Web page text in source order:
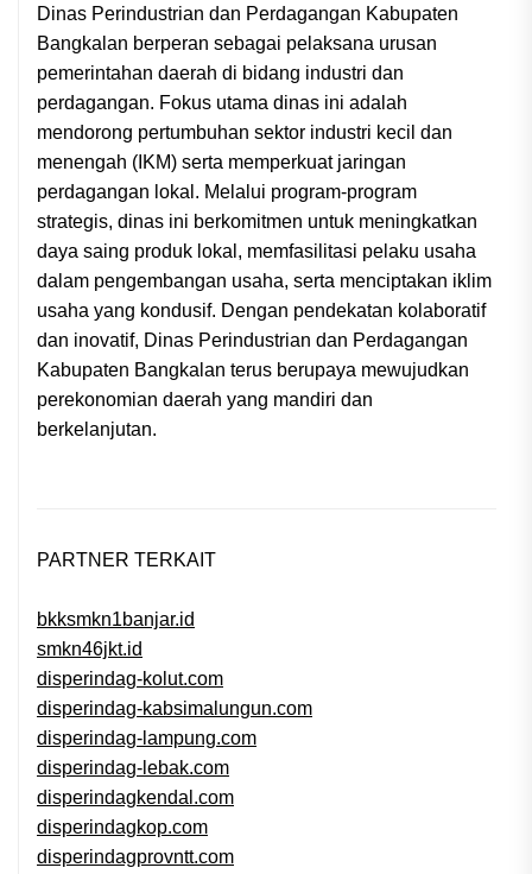
Dinas Perindustrian dan Perdagangan Kabupaten
Bangkalan berperan sebagai pelaksana urusan
pemerintahan daerah di bidang industri dan
perdagangan. Fokus utama dinas ini adalah
mendorong pertumbuhan sektor industri kecil dan
menengah (IKM) serta memperkuat jaringan
perdagangan lokal. Melalui program-program
strategis, dinas ini berkomitmen untuk meningkatkan
daya saing produk lokal, memfasilitasi pelaku usaha
dalam pengembangan usaha, serta menciptakan iklim
usaha yang kondusif. Dengan pendekatan kolaboratif
dan inovatif, Dinas Perindustrian dan Perdagangan
Kabupaten Bangkalan terus berupaya mewujudkan
perekonomian daerah yang mandiri dan
berkelanjutan.
PARTNER TERKAIT
bkksmkn1banjar.id
smkn46jkt.id
disperindag-kolut.com
disperindag-kabsimalungun.com
disperindag-lampung.com
disperindag-lebak.com
disperindagkendal.com
disperindagkop.com
disperindagprovntt.com